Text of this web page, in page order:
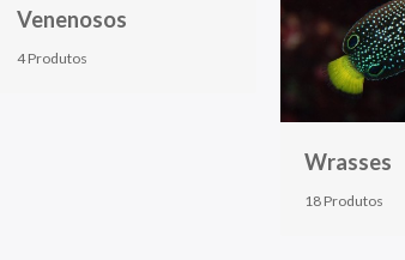
Venenosos
4 Produtos
Wrasses
18 Produtos